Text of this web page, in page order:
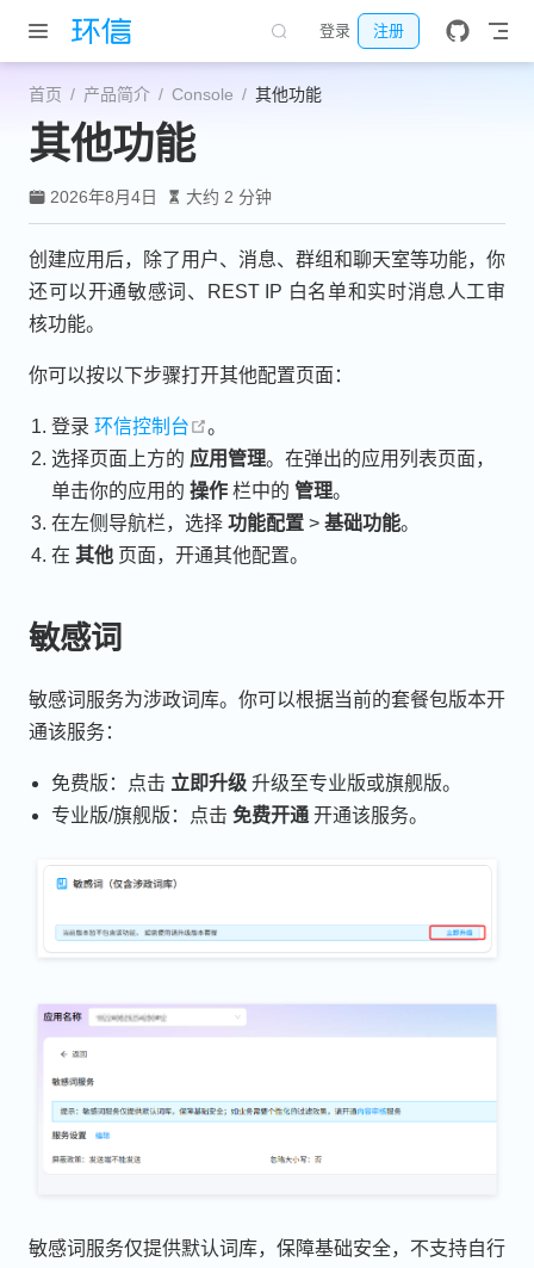
跳至主要內容
登录 注册
首页 产品简介 Console 其他功能
其他功能
2026年8月4日 大约 2 分钟
创建应用后，除了用户、消息、群组和聊天室等功能，你
还可以开通敏感词、REST IP 白名单和实时消息人工审
核功能。
你可以按以下步骤打开其他配置页面：
登录环信控制台 open in new window
。
选择页面上方的 应用管理。在弹出的应用列表页面，
单击你的应用的操作 栏中的管理。
在左侧导航栏，选择功能配置 >基础功能。
在其他 页面，开通其他配置。
敏感词
敏感词服务为涉政词库。你可以根据当前的套餐包版本开
通该服务：
免费版：点击 立即升级 升级至专业版或旗舰版。
专业版/旗舰版：点击免费开通 开通该服务。
敏感词服务仅提供默认词库，保障基础安全，不支持自行